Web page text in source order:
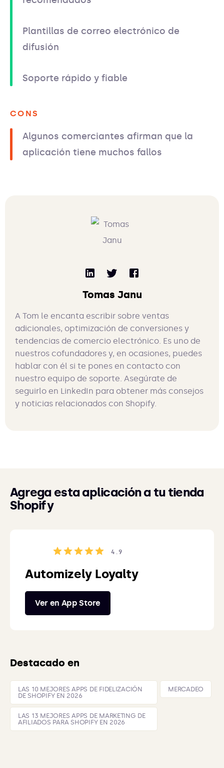
Plantillas de correo electrónico de
difusión
Soporte rápido y fiable
CONS
Algunos comerciantes afirman que la
aplicación tiene muchos fallos
Tomas Janu
A Tom le encanta escribir sobre ventas
adicionales, optimización de conversiones y
tendencias de comercio electrónico. Es uno de
nuestros cofundadores y, en ocasiones, puedes
hablar con él si te pones en contacto con
nuestro equipo de soporte. Asegúrate de
seguirlo en LinkedIn para obtener más consejos
y noticias relacionados con Shopify.
Agrega esta aplicación a tu tienda
Shopify
4.9
Automizely Loyalty
Ver en App Store
Destacado en
LAS 10 MEJORES APPS DE FIDELIZACIÓN
DE SHOPIFY EN 2026
LAS 13 MEJORES APPS DE MARKETING DE
AFILIADOS PARA SHOPIFY EN 2026
MERCADEO